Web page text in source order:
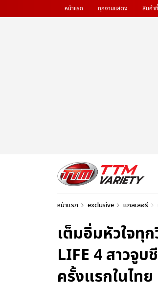
หน้าแรก ทุกงานแสดง สินค้า
หน้าแรก exclusive แกลเลอรี
เต็มอิ่มหัวใจทุ
LIFE 4 สาวจู
ครั้งแรกในไทย